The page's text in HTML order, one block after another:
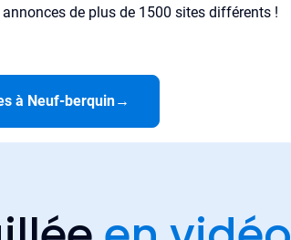
de plus de 1500 sites différents !
à Neuf-berquin→